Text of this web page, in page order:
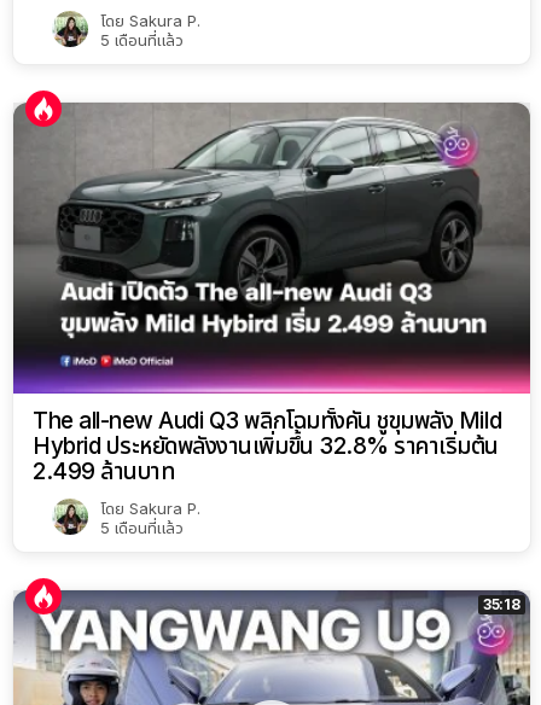
โดย Sakura P.
5 เดือนที่แล้ว
The all-new Audi Q3 พลิกโฉมทั้งคัน ชูขุมพลัง Mild
Hybrid ประหยัดพลังงานเพิ่มขึ้น 32.8% ราคาเริ่มต้น
2.499 ล้านบาท
โดย Sakura P.
5 เดือนที่แล้ว
35:18